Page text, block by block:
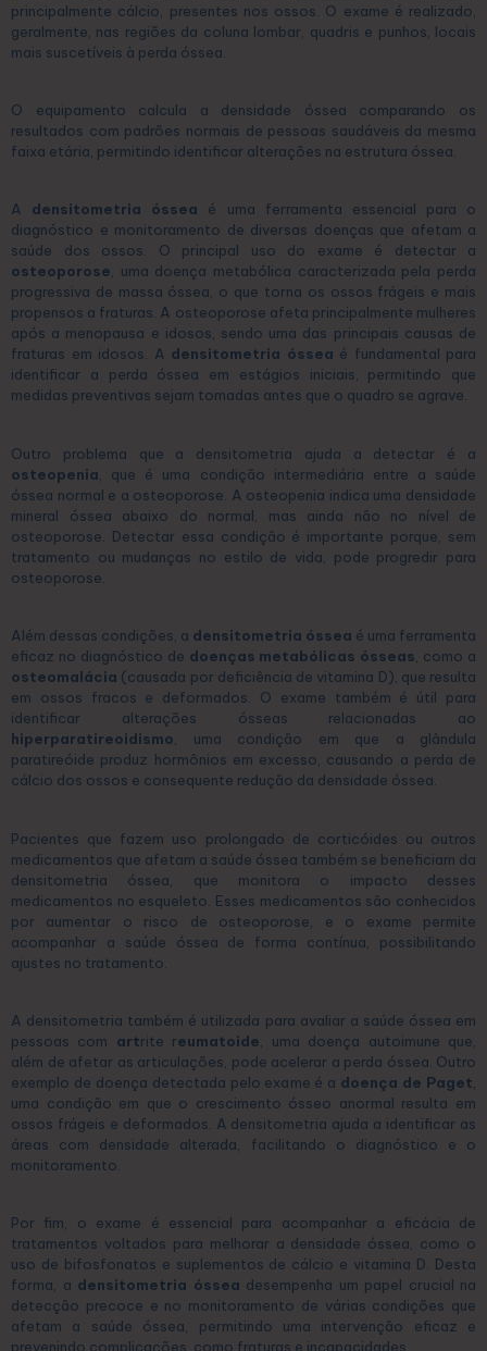
principalmente cálcio, presentes nos ossos. O exame é realizado,
geralmente, nas regiões da coluna lombar, quadris e punhos, locais
mais suscetíveis à perda óssea.
O equipamento calcula a densidade óssea comparando os
resultados com padrões normais de pessoas saudáveis da mesma
faixa etária, permitindo identificar alterações na estrutura óssea.
A densitometria óssea é uma ferramenta essencial para o
diagnóstico e monitoramento de diversas doenças que afetam a
saúde dos ossos. O principal uso do exame é detectar a
osteoporose, uma doença metabólica caracterizada pela perda
progressiva de massa óssea, o que torna os ossos frágeis e mais
propensos a fraturas. A osteoporose afeta principalmente mulheres
após a menopausa e idosos, sendo uma das principais causas de
fraturas em idosos. A densitometria óssea é fundamental para
identificar a perda óssea em estágios iniciais, permitindo que
medidas preventivas sejam tomadas antes que o quadro se agrave.
Outro problema que a densitometria ajuda a detectar é a
osteopenia , que é uma condição intermediária entre a saúde
óssea normal e a osteoporose. A osteopenia indica uma densidade
mineral óssea abaixo do normal, mas ainda não no nível de
osteoporose. Detectar essa condição é importante porque, sem
tratamento ou mudanças no estilo de vida, pode progredir para
osteoporose.
Além dessas condições, a densitometria óssea é uma ferramenta
eficaz no diagnóstico de doenças metabólicas ósseas , como a
osteomalácia (causada por deficiência de vitamina D), que resulta
em ossos fracos e deformados. O exame também é útil para
identificar alterações ósseas relacionadas ao
hiperparatireoidismo , uma condição em que a glândula
paratireóide produz hormônios em excesso, causando a perda de
cálcio dos ossos e consequente redução da densidade óssea.
Pacientes que fazem uso prolongado de corticóides ou outros
medicamentos que afetam a saúde óssea também se beneficiam da
densitometria óssea, que monitora o impacto desses
medicamentos no esqueleto. Esses medicamentos são conhecidos
por aumentar o risco de osteoporose, e o exame permite
acompanhar a saúde óssea de forma contínua, possibilitando
ajustes no tratamento.
A densitometria também é utilizada para avaliar a saúde óssea em
pessoas com artrite reumatoide , uma doença autoimune que,
além de afetar as articulações, pode acelerar a perda óssea. Outro
exemplo de doença detectada pelo exame é a doença de Paget
uma condição em que o crescimento ósseo anormal resulta em
ossos frágeis e deformados. A densitometria ajuda a identificar as
áreas com densidade alterada, facilitando o diagnóstico e o
monitoramento.
Por fim, o exame é essencial para acompanhar a eficácia de
tratamentos voltados para melhorar a densidade óssea, como o
uso de bifosfonatos e suplementos de cálcio e vitamina D. Desta
forma, a densitometria óssea desempenha um papel crucial na
detecção precoce e no monitoramento de várias condições que
afetam a saúde óssea, permitindo uma intervenção eficaz e
prevenindo complicações, como fraturas e incapacidades.